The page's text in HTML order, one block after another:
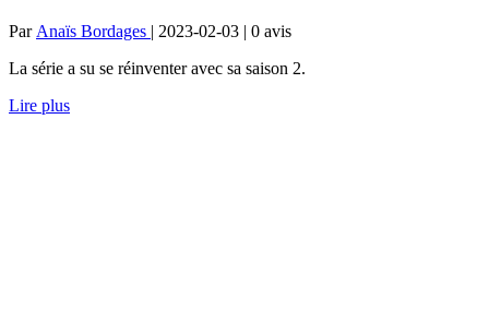
Par Anaïs Bordages | 2023-02-03 | 0 avis
La série a su se réinventer avec sa saison 2.
Lire plus